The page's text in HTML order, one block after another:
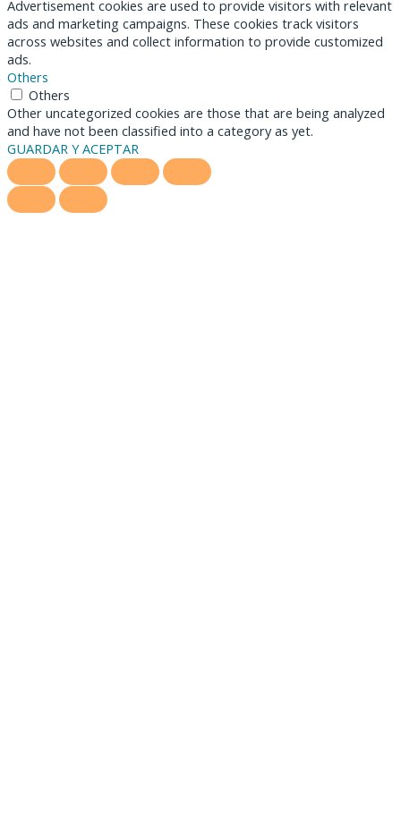
Advertisement cookies are used to provide visitors with relevant
ads and marketing campaigns. These cookies track visitors
across websites and collect information to provide customized
ads.
Others
Others
Other uncategorized cookies are those that are being analyzed
and have not been classified into a category as yet.
GUARDAR Y ACEPTAR